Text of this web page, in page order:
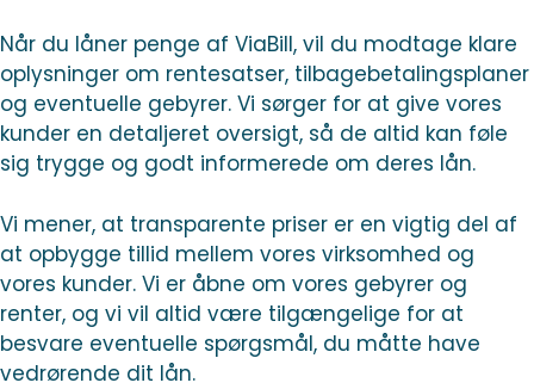
Når du låner penge af ViaBill, vil du modtage klare
oplysninger om rentesatser, tilbagebetalingsplaner
og eventuelle gebyrer. Vi sørger for at give vores
kunder en detaljeret oversigt, så de altid kan føle
sig trygge og godt informerede om deres lån.
Vi mener, at transparente priser er en vigtig del af
at opbygge tillid mellem vores virksomhed og
vores kunder. Vi er åbne om vores gebyrer og
renter, og vi vil altid være tilgængelige for at
besvare eventuelle spørgsmål, du måtte have
vedrørende dit lån.